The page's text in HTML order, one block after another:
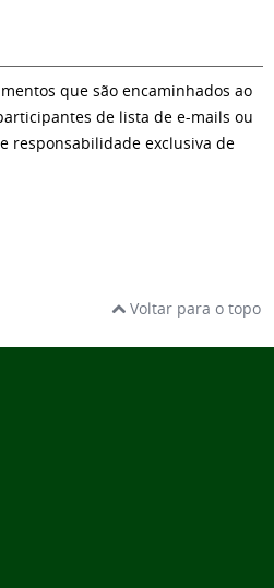
que são encaminhados ao
de lista de e-mails ou
responsabilidade exclusiva de
Voltar para o topo